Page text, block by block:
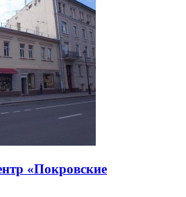
«Покровские